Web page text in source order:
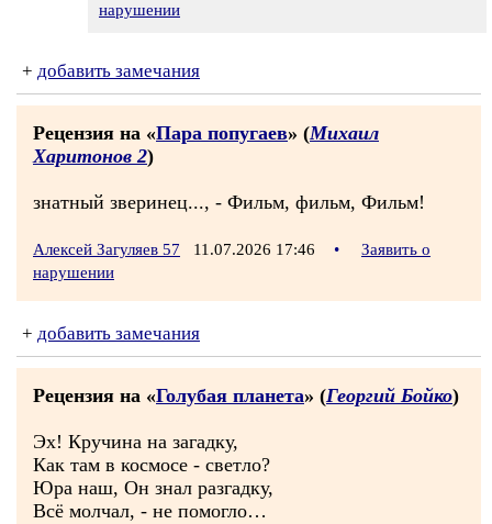
нарушении
+ добавить замечания
Рецензия на «Пара попугаев» (Михаил
Харитонов 2)
знатный зверинец..., - Фильм, фильм, Фильм!
Алексей Загуляев 57 11.07.2026 17:46 •
Заявить о
нарушении
+ добавить замечания
Рецензия на «Голубая планета» (Георгий Бойко)
Эх! Кручина на загадку,
Как там в космосе - светло?
Юра наш, Он знал разгадку,
Всё молчал, - не помогло…